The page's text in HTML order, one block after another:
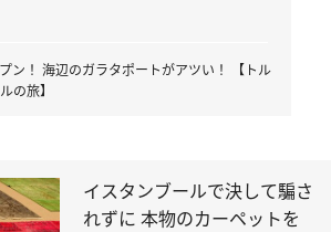
ン！ 海辺のガラタポートがアツい！ 【トル
の旅】
イスタンブールで決して騙さ
れずに 本物のカーペットを